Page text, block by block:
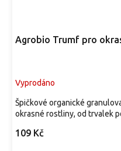
Agrobio Trumf pro
Vyprodáno
109 Kč
Špičkové organické
okrasné rostliny, od trvalek